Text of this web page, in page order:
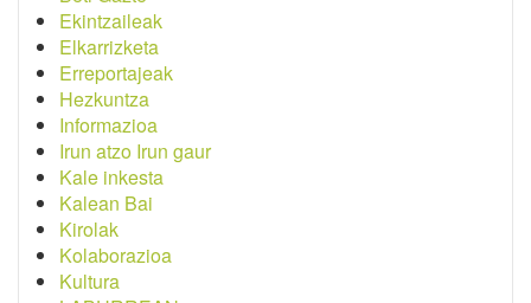
Ekintzaileak
Elkarrizketa
Erreportajeak
Hezkuntza
Informazioa
Irun atzo Irun gaur
Kale inkesta
Kalean Bai
Kirolak
Kolaborazioa
Kultura